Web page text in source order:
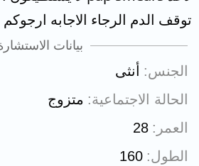
توقف الدم الرجاء الاجابه ارجوكم
بيانات
الجنس
أنثى
الحالة الاجتماعية
متزوج
العمر
28
الطول 160